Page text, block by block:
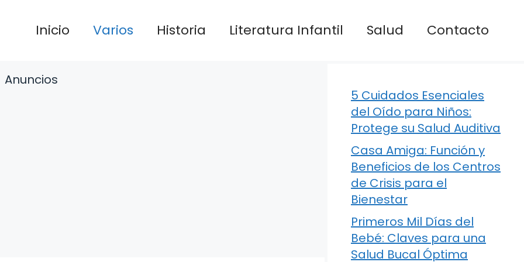
Inicio Varios Historia Literatura Infantil Salud Contacto
Anuncios
5 Cuidados Esenciales
del Oído para Niños:
Protege su Salud Auditiva
Casa Amiga: Función y
Beneficios de los Centros
de Crisis para el
Bienestar
Primeros Mil Días del
Bebé: Claves para una
Salud Bucal Óptima